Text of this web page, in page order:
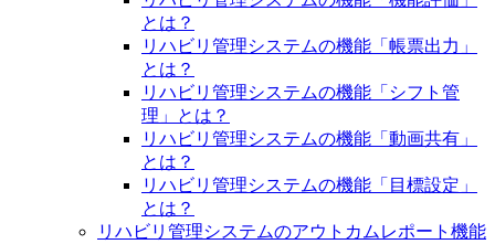
とは？
リハビリ管理システムの機能「帳票出力」
とは？
リハビリ管理システムの機能「シフト管
理」とは？
リハビリ管理システムの機能「動画共有」
とは？
リハビリ管理システムの機能「目標設定」
とは？
リハビリ管理システムのアウトカムレポート機能